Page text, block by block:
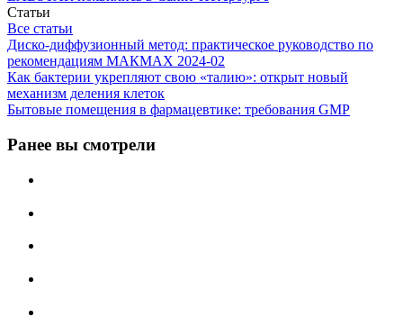
Статьи
Все статьи
Диско-диффузионный метод: практическое руководство по
рекомендациям МАКМАХ 2024-02
Как бактерии укрепляют свою «талию»: открыт новый
механизм деления клеток
Бытовые помещения в фармацевтике: требования GMP
Ранее вы смотрели